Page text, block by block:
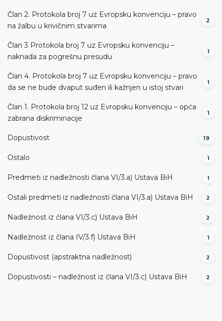
Član 2. Protokola broj 7 uz Evropsku konvenciju – pravo
na žalbu u krivičnim stvarima
2
Član 3 Protokola broj 7 uz Evropsku konvenciju –
naknada za pogrešnu presudu
1
Član 4. Protokola broj 7 uz Evropsku konvenciju – pravo
da se ne bude dvaput suđen ili kažnjen u istoj stvari
1
Član 1. Protokola broj 12 uz Evropsku konvenciju – opća
zabrana diskriminacije
1
Dopustivost 19
Ostalo 1
Predmeti iz nadležnosti člana VI/3.а) Ustava BiH 1
Ostali predmeti iz nadležnosti člana VI/3.а) Ustava BiH 2
Nadležnost iz člana VI/3.c) Ustava BiH 2
Nadležnost iz člana IV/3.f) Ustava BiH 1
Dopustivost (apstraktna nadležnost) 2
Dopustivosti – nadležnost iz člana VI/3.c) Ustava BiH 2